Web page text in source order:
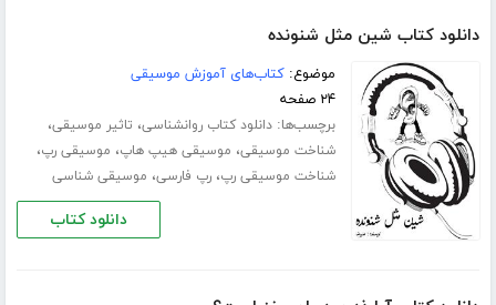
دانلود کتاب شین مثل شنونده
موضوع:کتاب‌های آموزش موسیقی
۲۴ صفحه
برچسب‌ها:دانلود کتاب روانشناسی، تاثیر موسیقی،
شناخت موسیقی، موسیقی هیپ هاپ، موسیقی رپ،
شناخت موسیقی رپ،رپ فارسی، موسیقی شناسی
دانلود کتاب